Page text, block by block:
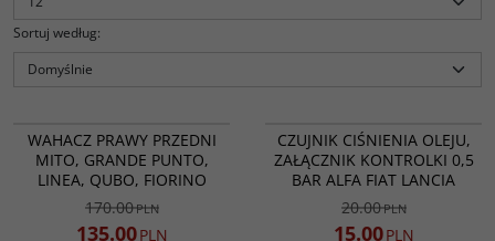
Sortuj według:
PROMOCJA
WAHACZ PRAWY PRZEDNI
MITO, GRANDE PUNTO,
LINEA, QUBO, FIORINO
170.00PLN
135.00PLN
PROMOCJA
CZUJNIK CIŚNIENIA OLEJU,
ZAŁĄCZNIK KONTROLKI 0,5
BAR ALFA FIAT LANCIA
20.00PLN
15.00PLN